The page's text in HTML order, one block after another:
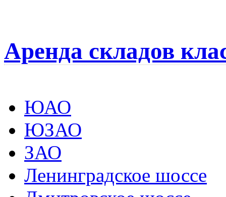
Аренда складов
ЮАО
ЮЗАО
ЗАО
Ленинградское шоссе